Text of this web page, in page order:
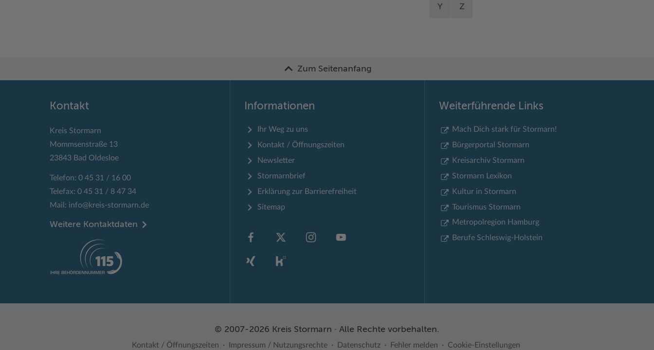
Y Z
Zum Seitenanfang
Kontakt
Kreis Stormarn
Mommsenstraße 13
23843 Bad Oldesloe
Telefon: 0 45 31 / 16 00
Telefax: 0 45 31 / 8 47 34
Mail: info@kreis-stormarn.de
Weitere Kontaktdaten
Informationen
Ihr Weg zu uns
Kontakt / Öffnungszeiten
Newsletter
Stormarnbrief
Erklärung zur Barrierefreiheit
Sitemap
Weiterführende Links
Mach Dich stark für Stormarn!
Bürgerportal Stormarn
Kreisarchiv Stormarn
Stormarn Lexikon
Kultur in Stormarn
Tourismus Stormarn
Metropolregion Hamburg
Berufe Schleswig-Holstein
© 2007-2026 Kreis Stormarn · Alle Rechte vorbehalten.
Kontakt / Öffnungszeiten Impressum / Nutzungsrechte Datenschutz Fehler melden Cookie-Einstellungen